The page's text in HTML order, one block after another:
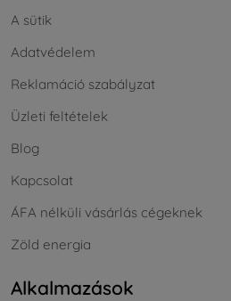
A sütik
Adatvédelem
Reklamáció szabályzat
Üzleti feltételek
Blog
Kapcsolat
ÁFA nélküli vásárlás cégeknek
Zöld energia
Alkalmazások